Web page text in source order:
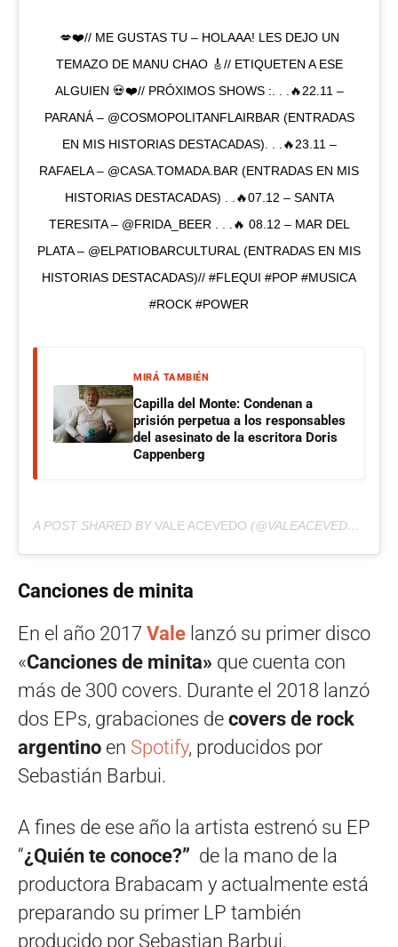
💋❤️// ME GUSTAS TU – HOLAAA! LES DEJO UN
TEMAZO DE MANU CHAO 🎸// ETIQUETEN A ESE
ALGUIEN 💀❤️// PRÓXIMOS SHOWS :. . .🔥22.11 –
PARANÁ – @COSMOPOLITANFLAIRBAR (ENTRADAS
EN MIS HISTORIAS DESTACADAS). . .🔥23.11 –
RAFAELA – @CASA.TOMADA.BAR (ENTRADAS EN MIS
HISTORIAS DESTACADAS) . .🔥07.12 – SANTA
TERESITA – @FRIDA_BEER . . .🔥 08.12 – MAR DEL
PLATA – @ELPATIOBARCULTURAL (ENTRADAS EN MIS
HISTORIAS DESTACADAS)// #FLEQUI #POP #MUSICA
#ROCK #POWER
MIRÁ TAMBIÉN
Capilla del Monte: Condenan a
prisión perpetua a los responsables
del asesinato de la escritora Doris
Cappenberg
A POST SHARED BYVALE ACEVEDO (@VALEACEVEDOOO) ON
Canciones de minita
En el año 2017 Vale lanzó su primer disco
«Canciones de minita» que cuenta con
más de 300 covers. Durante el 2018 lanzó
dos EPs, grabaciones de covers de rock
argentino en Spotify, producidos por
Sebastián Barbui.
A fines de ese año la artista estrenó su EP
“¿Quién te conoce?” de la mano de la
productora Brabacam y actualmente está
preparando su primer LP también
producido por Sebastian Barbui.